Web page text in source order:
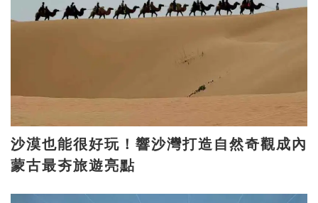
沙漠也能很好玩！響沙灣打造自然奇觀成內
蒙古最夯旅遊亮點